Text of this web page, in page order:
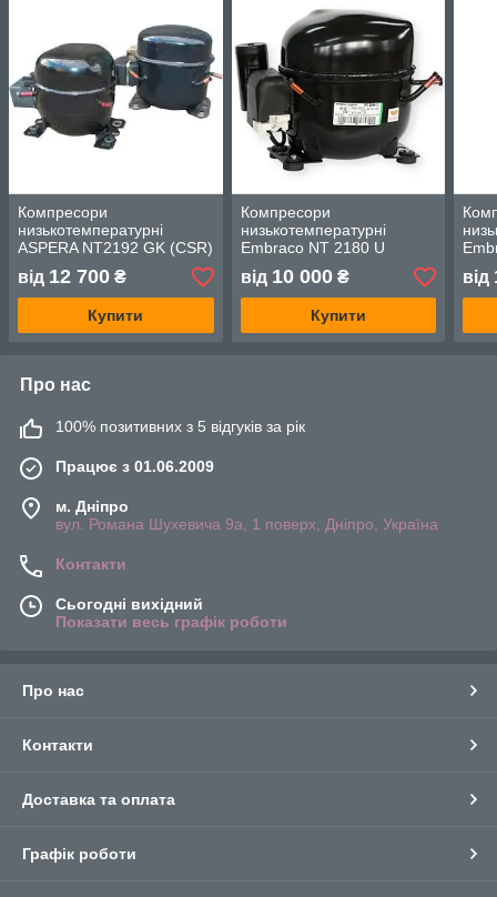
Компресори
низькотемпературні
ASPERA NT2192 GK (CSR)
від 12 700 ₴
Купити
Компресори
низькотемпературні
Embraco NT 2180 U
(CSIR)
від 10 000₴
Купити
від
Про нас
100% позитивних з 5 відгуків за рік
Працює з 01.06.2009
м. Дніпро
вул. Романа Шухевича 9а, 1 поверх, Дніпро, Україна
Контакти
Сьогодні вихідний
Показати весь графік роботи
Про нас
Контакти
Доставка та оплата
Графік роботи